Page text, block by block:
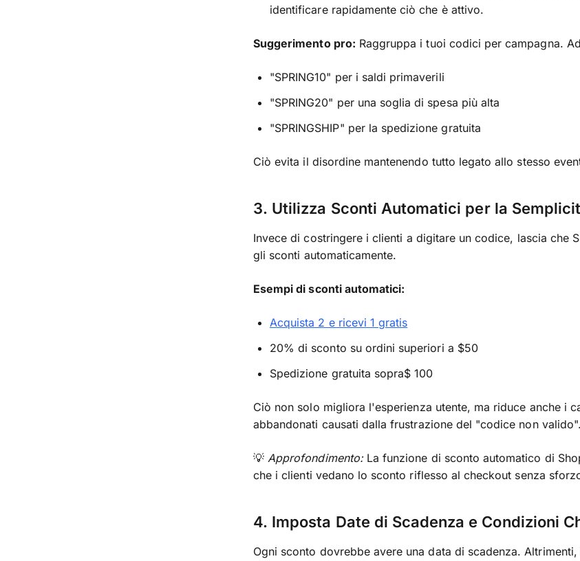
identificare rapidamente ciò che è attivo.
Suggerimento pro: Raggruppa i tuoi codici per campagna.
"SPRING10" per i saldi primaverili
"SPRING20" per una soglia di spesa più alta
"SPRINGSHIP" per la spedizione gratuita
Ciò evita il disordine mantenendo tutto legato allo stesso
3. Utilizza Sconti Automatici per la
Invece di costringere i clienti a digitare un codice, lascia che
gli sconti automaticamente.
Esempi di sconti automatici:
Acquista 2 e ricevi 1 gratis
20% di sconto su ordini superiori a $50
Spedizione gratuita sopra$ 100
Ciò non solo migliora l'esperienza utente, ma riduce anche i
abbandonati causati dalla frustrazione del "codice non valido".
💡Approfondimento:La funzione di sconto automatico di
che i clienti vedano lo sconto riflesso al checkout senza
4. Imposta Date di Scadenza e Condizioni
Ogni sconto dovrebbe avere una data di scadenza.